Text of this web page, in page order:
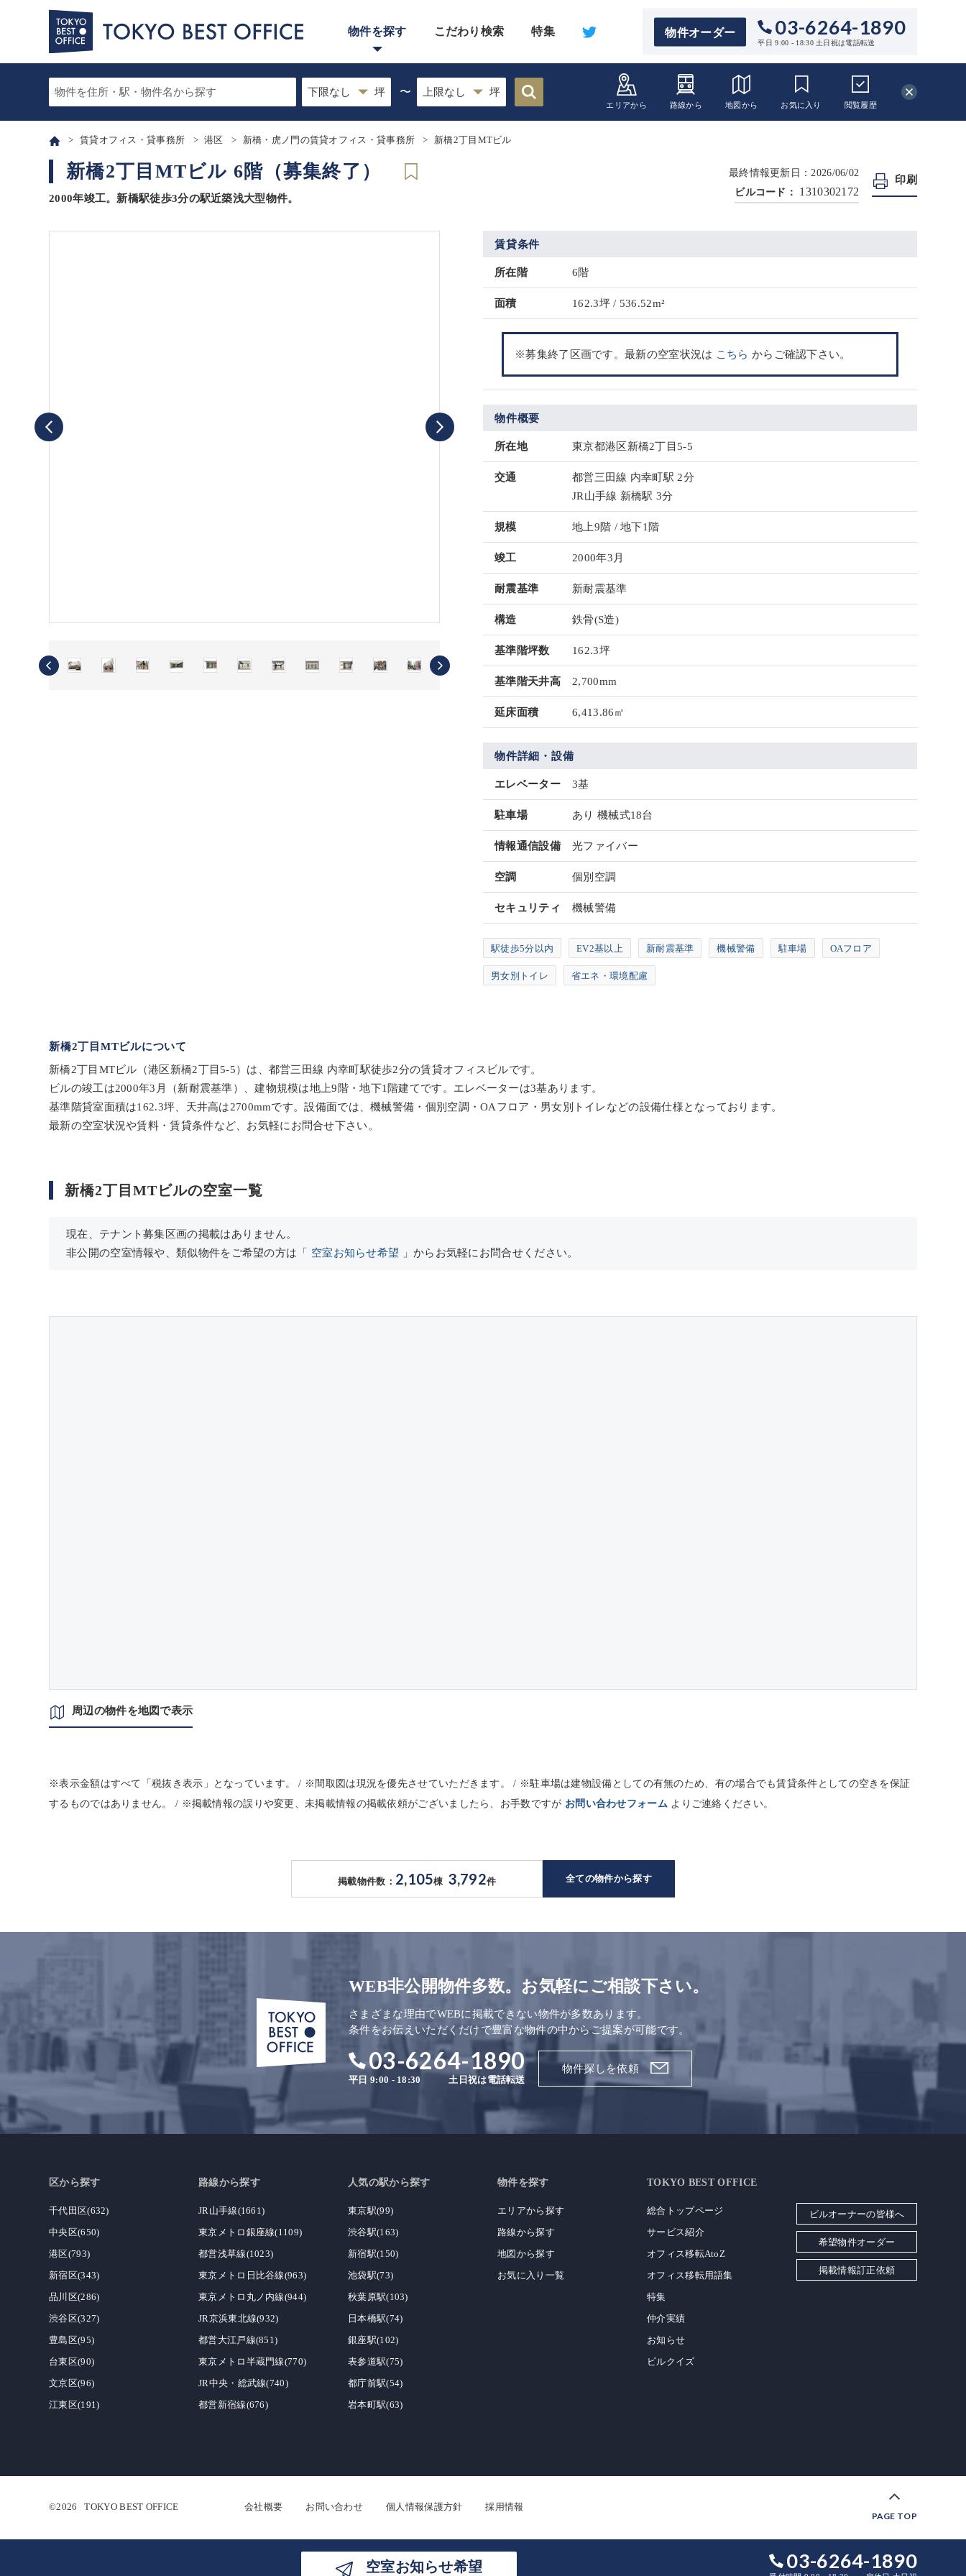
物件オーダー 03-6264-1890
平日 9:00 - 18:30 土日祝は電話転送
物件を探す こだわり検索 特集
エリアから 路線から 地図から お気に入り 閲覧履歴
〜
賃貸オフィス・貸事務所 港区 新橋・虎ノ門の賃貸オフィス・貸事務所 新橋2丁目MTビル
新橋2丁目MTビル 6階（募集終了）
2000年竣工。新橋駅徒歩3分の駅近築浅大型物件。
最終情報更新日：2026/06/02
ビルコード：
1310302172
印刷
賃貸条件
所在階 6階
面積 162.3坪 / 536.52m²
※募集終了区画です。最新の空室状況は こちら からご確認下さい。
物件概要
所在地 東京都港区新橋2丁目5-5
交通
都営三田線 内幸町駅 2分
JR山手線 新橋駅 3分
規模 地上9階 / 地下1階
竣工 2000年3月
耐震基準 新耐震基準
構造 鉄骨(S造)
基準階坪数 162.3坪
基準階天井高 2,700mm
延床面積 6,413.86㎡
物件詳細・設備
エレベーター 3基
駐車場 あり 機械式18台
情報通信設備 光ファイバー
空調 個別空調
セキュリティ 機械警備
駅徒歩5分以内 EV2基以上 新耐震基準 機械警備 駐車場 OAフロア
男女別トイレ 省エネ・環境配慮
新橋2丁目MTビルについて
新橋2丁目MTビル（港区新橋2丁目5-5）は、都営三田線 内幸町駅徒歩2分の賃貸オフィスビルです。
ビルの竣工は2000年3月（新耐震基準）、建物規模は地上9階・地下1階建てです。エレベーターは3基あります。
基準階貸室面積は162.3坪、天井高は2700mmです。設備面では、機械警備・個別空調・OAフロア・男女別トイレなどの設備仕様となっております。
最新の空室状況や賃料・賃貸条件など、お気軽にお問合せ下さい。
新橋2丁目MTビルの空室一覧
現在、テナント募集区画の掲載はありません。
非公開の空室情報や、類似物件をご希望の方は「 空室お知らせ希望 」からお気軽にお問合せください。
周辺の物件を地図で表示
※表示金額はすべて「税抜き表示」となっています。 / ※間取図は現況を優先させていただきます。 / ※駐車場は建物設備としての有無のため、有の場合でも賃貸条件としての空きを保証
するものではありません。 / ※掲載情報の誤りや変更、未掲載情報の掲載依頼がございましたら、お手数ですが お問い合わせフォーム よりご連絡ください。
掲載物件数： 2,105棟 3,792件 全ての物件から探す
空室お知らせ希望 03-6264-1890
WEB非公開物件多数。お気軽にご相談下さい。
さまざまな理由でWEBに掲載できない物件が多数あります。
条件をお伝えいただくだけで豊富な物件の中からご提案が可能です。
03-6264-1890
平日 9:00 - 18:30 土日祝は電話転送
物件探しを依頼
区から探す
千代田区(632)
中央区(650)
港区(793)
新宿区(343)
品川区(286)
渋谷区(327)
豊島区(95)
台東区(90)
文京区(96)
江東区(191)
路線から探す
JR山手線(1661)
東京メトロ銀座線(1109)
都営浅草線(1023)
東京メトロ日比谷線(963)
東京メトロ丸ノ内線(944)
JR京浜東北線(932)
都営大江戸線(851)
東京メトロ半蔵門線(770)
JR中央・総武線(740)
都営新宿線(676)
人気の駅から探す
東京駅(99)
渋谷駅(163)
新宿駅(150)
池袋駅(73)
秋葉原駅(103)
日本橋駅(74)
銀座駅(102)
表参道駅(75)
都庁前駅(54)
岩本町駅(63)
物件を探す
エリアから探す
路線から探す
地図から探す
お気に入り一覧
TOKYO BEST OFFICE
総合トップページ
サービス紹介
オフィス移転AtoZ
オフィス移転用語集
特集
仲介実績
お知らせ
ビルクイズ
ビルオーナーの皆様へ
希望物件オーダー
掲載情報訂正依頼
PAGE TOP
会社概要 お問い合わせ 個人情報保護方針 採用情報
©2026TOKYO BEST OFFICE